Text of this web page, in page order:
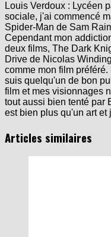
Louis Verdoux : Lycéen
sociale, j'ai commencé
Spider-Man de Sam
Cependant mon
deux films, The Dark
Drive de Nicolas
comme mon film
suis quelqu'un de bon
film et mes visionnages
tout aussi bien tenté par
est bien plus qu'un art et
Articles similaires